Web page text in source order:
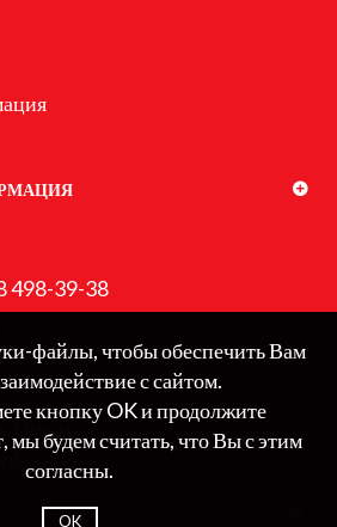
файлы, чтобы обеспечить Вам
с сайтом.
кнопку OK и продолжите
мы будем считать, что Вы с этим
согласны.
OK
498-39-38
ttrw.ru
файлы, чтобы обеспечить Вам
с сайтом.
кнопку OK и продолжите
мы будем считать, что Вы с этим
согласны.
OK